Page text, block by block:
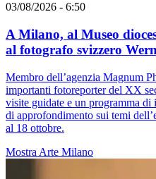
03/08/2026 - 6:50
A Milano, al Museo
al fotografo svizzero
Membro dell’agenzia Magnum
importanti fotoreporter del XX
visite guidate e un programma
di approfondimento sui temi
al 18 ottobre.
Mostra Arte Milano